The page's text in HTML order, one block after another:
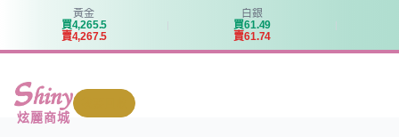
黃金
買4,265.5
賣4,267.5
白銀
買61.49
賣61.74
炫麗商城